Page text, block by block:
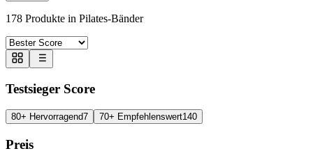
178 Produkte in Pilates-Bänder
Testsieger Score
80+ Hervorragend7 70+ Empfehlenswert140
Preis